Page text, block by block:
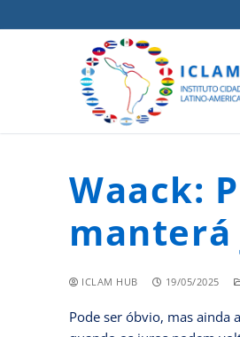
Waack:
ICLAM HUB 19/05/2025
Pode ser óbvio, mas ainda